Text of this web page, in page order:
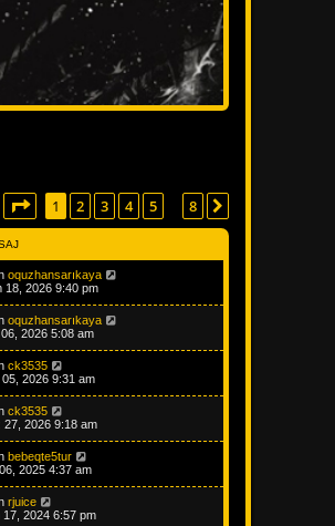
. sayfa (Toplam 8sayfa)
1 2 3 4 5 8
oquzhansarıkaya
18, 2026 9:40 pm
oquzhansarıkaya
2026 5:08 am
ck3535
05, 2026 9:31 am
ck3535
27, 2026 9:18 am
bebeqte5tur
2025 4:37 am
rjuice
17, 2024 6:57 pm